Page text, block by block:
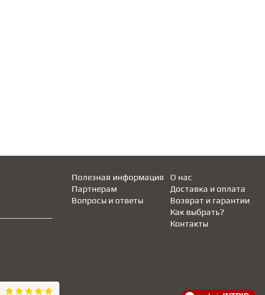
Полезная информация
Партнерам
Вопросы и ответы
Доставка и оплата
Возврат и гарантии
Как выбрать?
О нас
Контакты